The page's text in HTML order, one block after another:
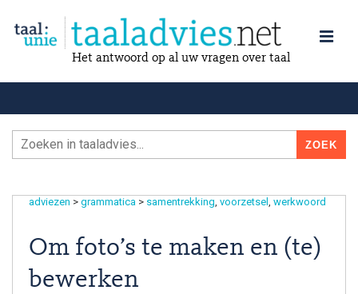
Het antwoord op al uw vragen over taal
adviezen > grammatica > samentrekking voorzetsel werkwoord
Om foto’s te maken en (te)
bewerken